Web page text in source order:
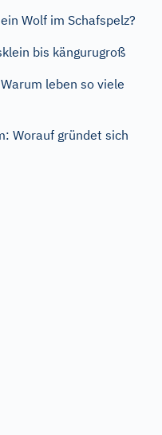
Wolf im Schafspelz?
bis kängurugroß
leben so viele
Worauf gründet sich